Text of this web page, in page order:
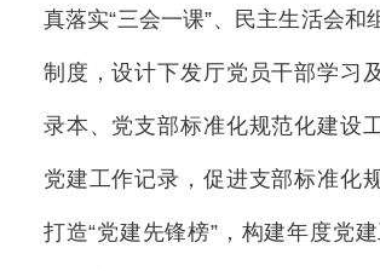
真落实“三会一课”、民主生活会和
制度，设计下发厅党员干部学习
录本、党支部标准化规范化建设
党建工作记录，促进支部标准化
打造“党建先锋榜”，构建年度党